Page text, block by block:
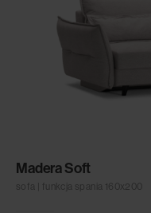
Madera Soft
sofa | funkcja spania 160x200